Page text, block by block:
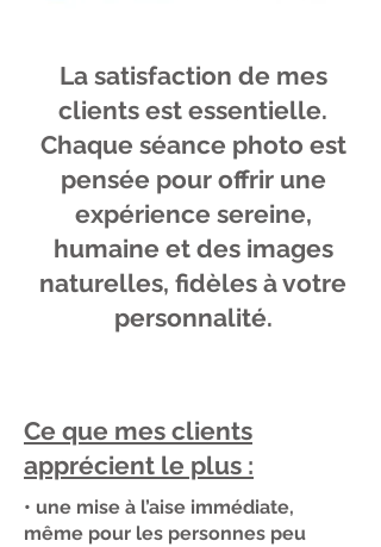
La satisfaction de mes
clients est essentielle.
Chaque séance photo est
pensée pour offrir une
expérience sereine,
humaine et des images
naturelles, fidèles à votre
personnalité.
Ce que mes clients
apprécient le plus :
• une mise à l’aise immédiate,
même pour les personnes peu